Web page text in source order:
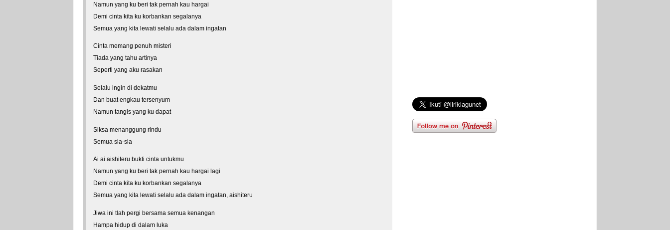
Namun yang ku beri tak pernah kau hargai
Demi cinta kita ku korbankan segalanya
Semua yang kita lewati selalu ada dalam ingatan
Cinta memang penuh misteri
Tiada yang tahu artinya
Seperti yang aku rasakan
Selalu ingin di dekatmu
Dan buat engkau tersenyum
Namun tangis yang ku dapat
Siksa menanggung rindu
Semua sia-sia
Ai ai aishiteru bukti cinta untukmu
Namun yang ku beri tak pernah kau hargai lagi
Demi cinta kita ku korbankan segalanya
Semua yang kita lewati selalu ada dalam ingatan, aishiteru
Jiwa ini tlah pergi bersama semua kenangan
Hampa hidup di dalam luka